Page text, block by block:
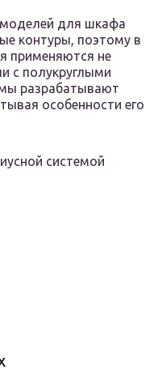
для шкафа
контуры, поэтому в
применяются не
с полукруглыми
разрабатывают
особенности его
системой